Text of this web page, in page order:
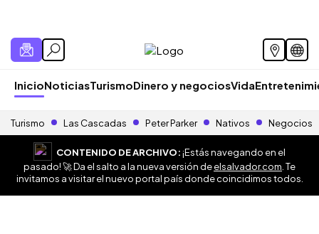
InicioNoticiasTurismoDinero y negociosVida
Turismo Las Cascadas Peter Parker Nativos Negocios
CONTENIDO DE ARCHIVO:¡Estás navegando en el
pasado! 🚀 Da el salto a la nueva versión deelsalvador.com . Te
invitamos a visitar el nuevo portal país donde coincidimos todos.